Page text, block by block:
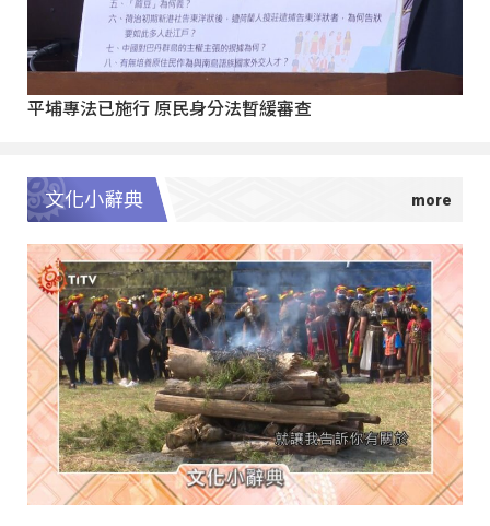
平埔專法已施行 原民身分法暫緩審查
文化小辭典